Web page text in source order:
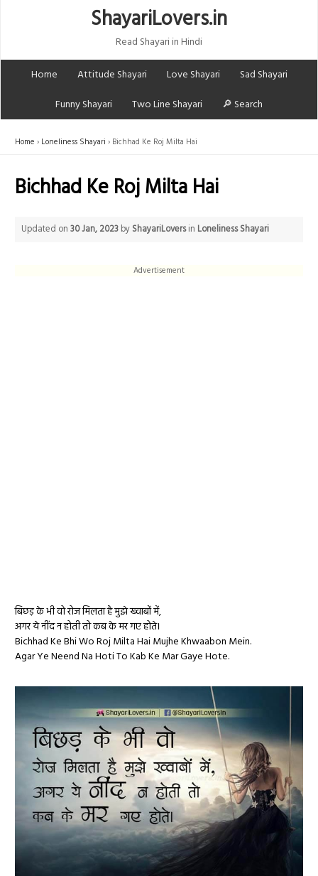
ShayariLovers.in
Read Shayari in Hindi
Home
Attitude Shayari Love Shayari
Sad Shayari
Funny Shayari
Two Line Shayari 🔎 Search
Home Loneliness Shayari Bichhad Ke Roj Milta Hai
Bichhad Ke Roj Milta Hai
Updated on30 Jan, 2023 by ShayariLoversin Loneliness Shayari
Advertisement
बिछड़ के भी वो रोज मिलता है मुझे ख्वाबों में,
अगर ये नींद न होती तो कब के मर गए होते।
Bichhad Ke Bhi Wo Roj Milta Hai Mujhe Khwaabon Mein.
Agar Ye Neend Na Hoti To Kab Ke Mar Gaye Hote.